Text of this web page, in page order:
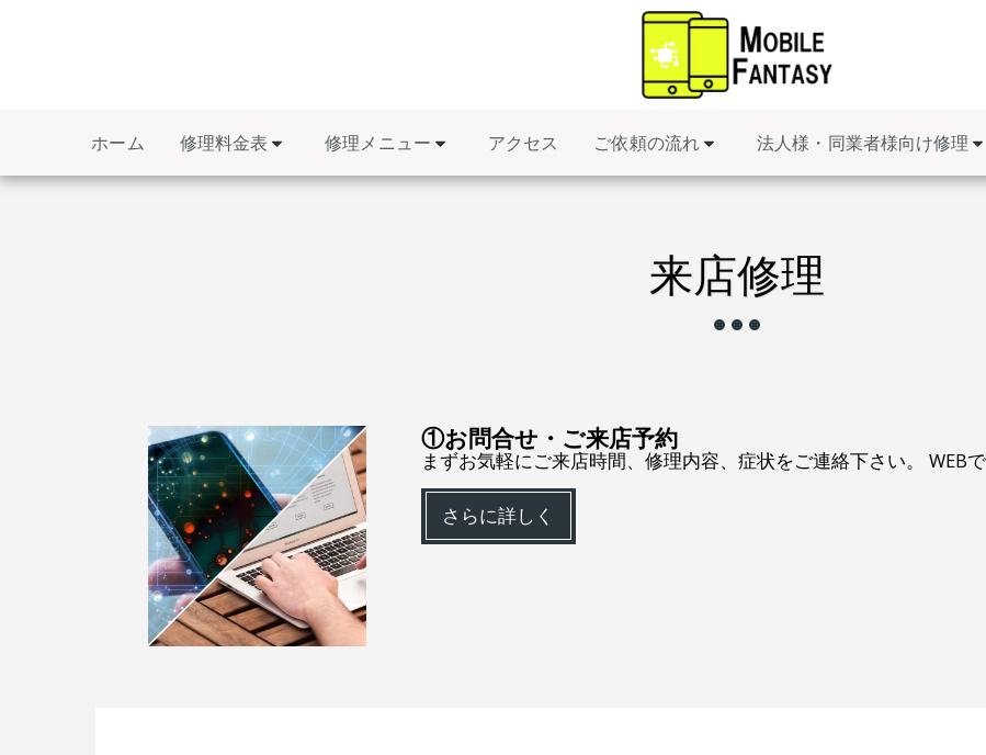
ホーム 修理料金表 修理メニュー アクセス ご依頼の流れ 法人様・同業者様向け修理
来店修理
①お問合せ・ご来店予約
まずお気軽にご来店時間、修理内容、症状をご連絡下さい。 WEB
さらに詳しく